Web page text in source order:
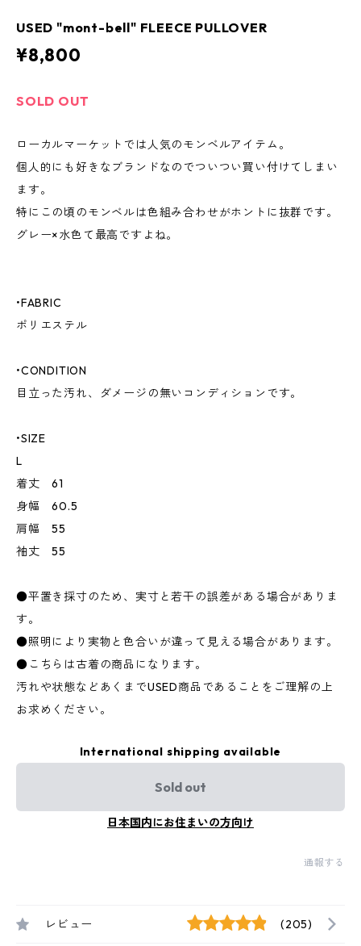
USED "mont-bell" FLEECE PULLOVER
¥8,800
SOLD OUT
ローカルマーケットでは人気のモンベルアイテム。
個人的にも好きなブランドなのでついつい買い付けてしまい
ます。
特にこの頃のモンベルは色組み合わせがホントに抜群です。
グレー×水色て最高ですよね。
•FABRIC
ポリエステル
•CONDITION
目立った汚れ、ダメージの無いコンディションです。
•SIZE
L
着丈 61
身幅 60.5
肩幅 55
袖丈 55
●平置き採寸のため、実寸と若干の誤差がある場合がありま
す。
●照明により実物と色合いが違って見える場合があります。
●こちらは古着の商品になります。
汚れや状態などあくまでUSED商品であることをご理解の上
お求めください。
International shipping available
Sold out
日本国内にお住まいの方向け
通報する
レビュー (205)